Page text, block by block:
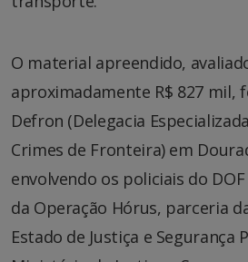
O material apreendido,
aproximadamente R$ 827 mil,
Defron (Delegacia
Crimes de Fronteira) em
envolvendo os policiais do
da Operação Hórus, parceria
Estado de Justiça e Segurança